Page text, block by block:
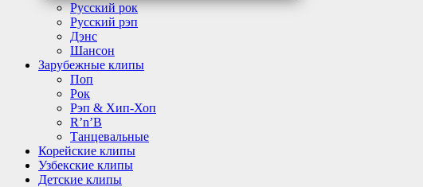
Русский рок
Русский рэп
Дэнс
Шансон
Зарубежные клипы
Поп
Рок
Рэп & Хип-Хоп
R’n’B
Танцевальные
Корейские клипы
Узбекские клипы
Детские клипы